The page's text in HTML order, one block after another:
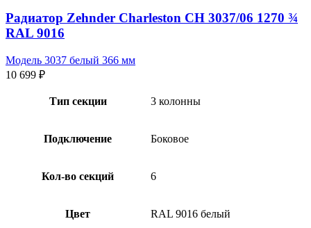
Радиатор Zehnder Charleston CH 3037/06 1270 ¾
RAL 9016
Модель 3037 белый 366 мм
10 699 ₽
Тип секции 3 колонны
Подключение Боковое
Кол-во секций 6
Цвет RAL 9016 белый